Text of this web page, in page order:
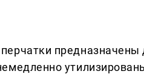
предназначены